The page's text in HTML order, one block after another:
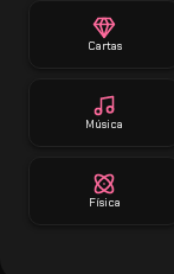
Cartas
Música
Física